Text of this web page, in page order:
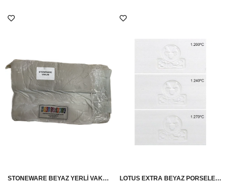
STONEWARE BEYAZ YERLİ VAKUM ÇAMUR 10KG (1000°-1250°)
LOTUS EXTRA BEYAZ PORSELEN ÇAMURU